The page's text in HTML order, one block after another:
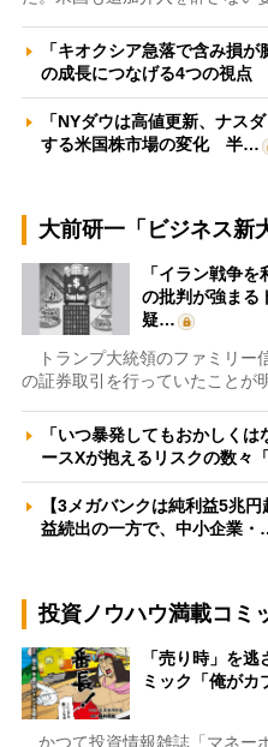
「キオクシア急落で含み損
の成長につなげる4つの視
「NYダウは高値更新、ナス
する米国株市場の変化 半…
大前研一「ビジネス新
「イラン戦争
の批判が強まる
疑…
トランプ大統領のファミリー
の証券取引を行っていたことが
「いつ暴発してもおかしく
ースXが抱えるリスクの数々
【3メガバンクは純利益5兆
益続出の一方で、中小企業
投資ノウハウ満載コミ
「売り時」を
ミック「俺がカ
かつて投資情報雑誌「マネー